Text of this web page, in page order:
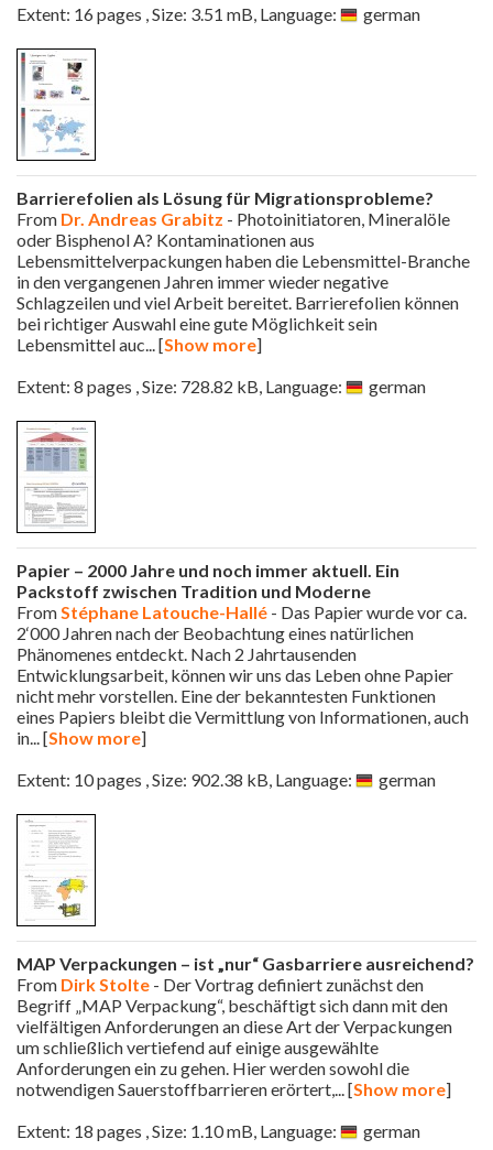
Extent: 16 pages , Size: 3.51 mB, Language:
german
Barrierefolien als Lösung für Migrationsprobleme?
From Dr. Andreas Grabitz - Photoinitiatoren, Mineralöle
oder Bisphenol A? Kontaminationen aus
Lebensmittelverpackungen haben die Lebensmittel-Branche
in den vergangenen Jahren immer wieder negative
Schlagzeilen und viel Arbeit bereitet. Barrierefolien können
bei richtiger Auswahl eine gute Möglichkeit sein
Lebensmittel auc... [Show more]
Extent: 8 pages , Size: 728.82 kB, Language:
german
Papier – 2000 Jahre und noch immer aktuell. Ein
Packstoff zwischen Tradition und Moderne
FromStéphane Latouche-Hallé - Das Papier wurde vor ca.
2‘000 Jahren nach der Beobachtung eines natürlichen
Phänomenes entdeckt. Nach 2 Jahrtausenden
Entwicklungsarbeit, können wir uns das Leben ohne Papier
nicht mehr vorstellen. Eine der bekanntesten Funktionen
eines Papiers bleibt die Vermittlung von Informationen, auch
in... [Show more]
Extent: 10 pages , Size: 902.38 kB, Language:
german
MAP Verpackungen – ist „nur“ Gasbarriere ausreichend?
From Dirk Stolte - Der Vortrag definiert zunächst den
Begriff „MAP Verpackung“, beschäftigt sich dann mit den
vielfältigen Anforderungen an diese Art der Verpackungen
um schließlich vertiefend auf einige ausgewählte
Anforderungen ein zu gehen. Hier werden sowohl die
notwendigen Sauerstoffbarrieren erörtert,... [Show more]
Extent: 18 pages , Size: 1.10 mB, Language:
german